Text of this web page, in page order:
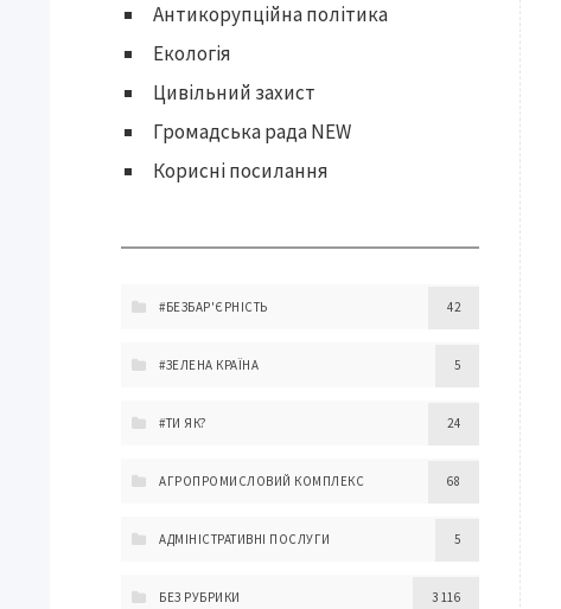
Антикорупційна політика
Екологія
Цивільний захист
Громадська рада NEW
Корисні посилання
#БЕЗБАР'ЄРНІСТЬ 42
#ЗЕЛЕНА КРАЇНА 5
#ТИ ЯК? 24
АГРОПРОМИСЛОВИЙ КОМПЛЕКС 68
АДМІНІСТРАТИВНІ ПОСЛУГИ 5
БЕЗ РУБРИКИ 3 116